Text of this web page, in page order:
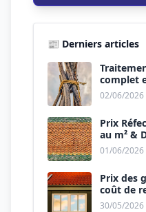
📰 Derniers articles
complet
02/06/2026
Prix
au m² &
01/06/2026
Prix des
coût de
matériaux
30/05/2026